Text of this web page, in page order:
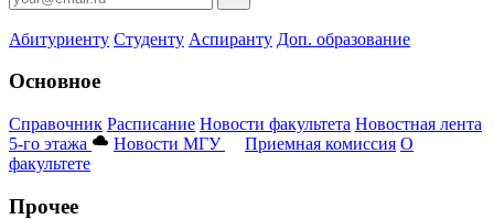
Абитуриенту Студенту Аспиранту Доп. образование
Основное
Справочник Расписание Новости факультета Новостная лента
5-го этажа
Новости МГУ Приемная комиссия О
факультете
Прочее